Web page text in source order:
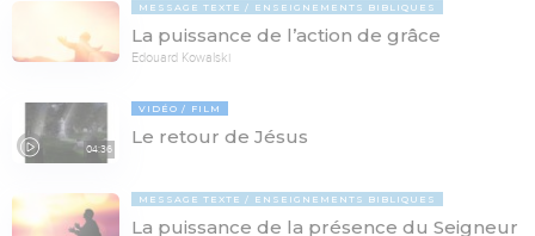
MESSAGE TEXTE ENSEIGNEMENTS BIBLIQUES
La puissance de l’action de grâce
Edouard Kowalski
04:36
VIDÉO FILM
Le retour de Jésus
MESSAGE TEXTE ENSEIGNEMENTS BIBLIQUES
La puissance de la présence du Seigneur